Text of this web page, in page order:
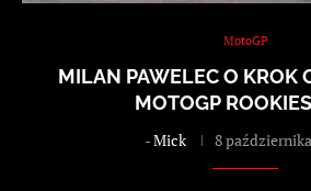
MotoGP
MILAN PAWELEC O KROK
MOTOGP
-Mick 8